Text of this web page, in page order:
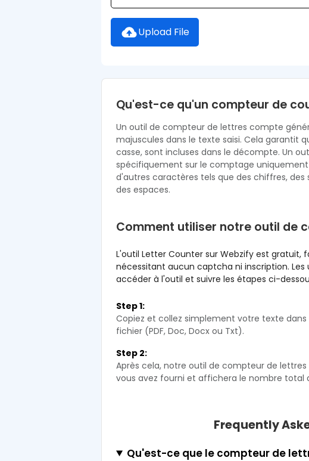
Upload File
Qu'est-ce qu'un compteur de
Un outil de compteur de lettres compte
majuscules dans le texte saisi. Cela garantit
casse, sont incluses dans le décompte. Un
spécifiquement sur le comptage
d'autres caractères tels que des chiffres,
des espaces.
Comment utiliser notre outil de
L'outil Letter Counter sur Webzify est gratuit,
nécessitant aucun captcha ni inscription.
accéder à l'outil et suivre les étapes ci-
Step 1:
Copiez et collez simplement votre texte
fichier (PDF, Doc, Docx ou Txt).
Step 2:
Après cela, notre outil de compteur de
vous avez fourni et affichera le nombre total
Frequently
Qu'est-ce que le compteur de